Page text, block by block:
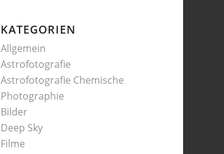
KATEGORIEN
Allgemein
Astrofotografie
Astrofotografie Chemische
Photographie
Bilder
Deep Sky
Filme